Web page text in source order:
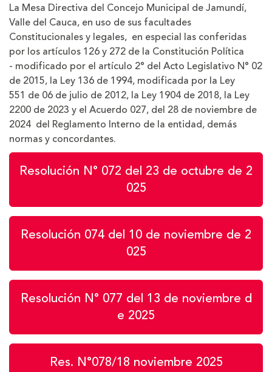
de
la
de
la
La Mesa Directiva del Concejo Municipal de Jamundí,
Valle del Cauca, en uso de sus facultades
Constitucionales y legales, en especial las conferidas
por los artículos 126 y 272 de la Constitución Política
- modificado por el artículo 2° del Acto Legislativo N° 02
de 2015, la Ley 136 de 1994, modificada por la Ley
551 de 06 de julio de 2012, la Ley 1904 de 2018, la Ley
2200 de 2023 y el Acuerdo 027, del 28 de noviembre de
2024 del Reglamento Interno de la entidad, demás
normas y concordantes.
Resolución N° 072 del 23 de octubre de 2
025
Resolución 074 del 10 de noviembre de 2
025
Resolución N° 077 del 13 de noviembre d
e 2025
Res. N°078/18 noviembre 2025